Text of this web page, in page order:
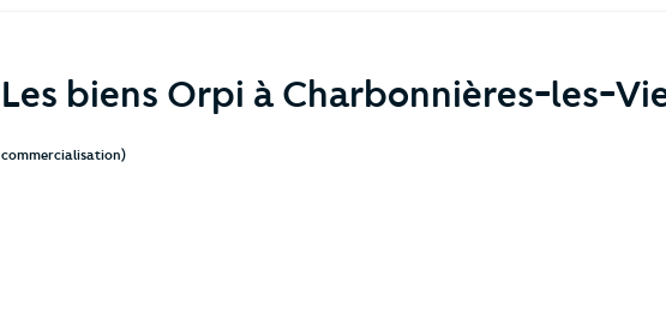
Les biens Orpi à Charbonnières-les-
commercialisation)